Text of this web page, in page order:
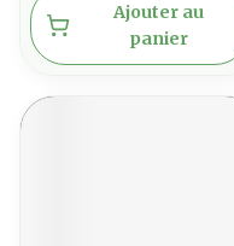
Ajouter au
panier